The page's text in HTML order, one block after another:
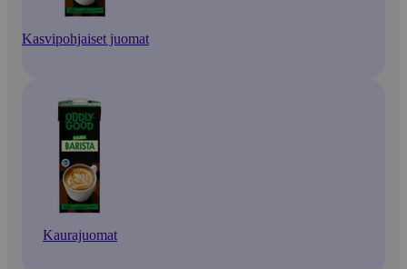
Kasvipohjaiset juomat
Kaurajuomat